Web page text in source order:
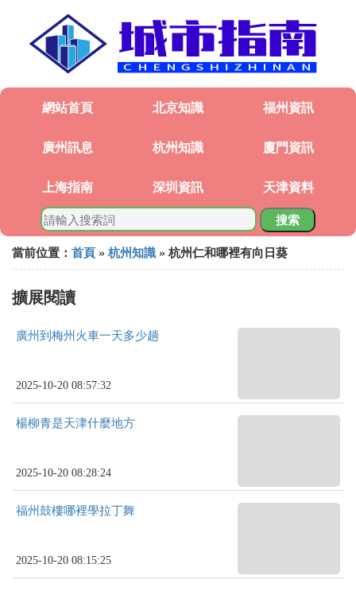
網站首頁 北京知識 福州資訊
廣州訊息 杭州知識 廈門資訊
上海指南 深圳資訊 天津資料
搜索
當前位置： 首頁 » 杭州知識 » 杭州仁和哪裡有向日葵
擴展閱讀
廣州到梅州火車一天多少趟
2025-10-20 08:57:32
楊柳青是天津什麼地方
2025-10-20 08:28:24
福州鼓樓哪裡學拉丁舞
2025-10-20 08:15:25